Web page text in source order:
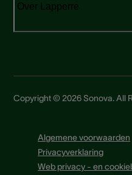
Over Lapperre
Copyright © 2026 Sonova. All
Algemene voorwaarden
Privacyverklaring
Web privacy - en